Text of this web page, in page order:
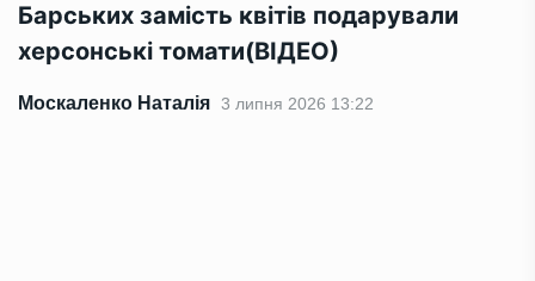
Барських замість квітів подарували
херсонські томати(ВІДЕО)
Москаленко Наталія 3 липня 2026 13:22